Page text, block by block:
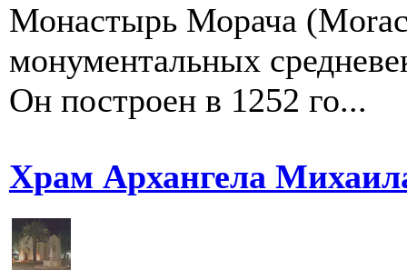
Монастырь Морача
монументальных
Он построен в 1252 го...
Храм Архангела